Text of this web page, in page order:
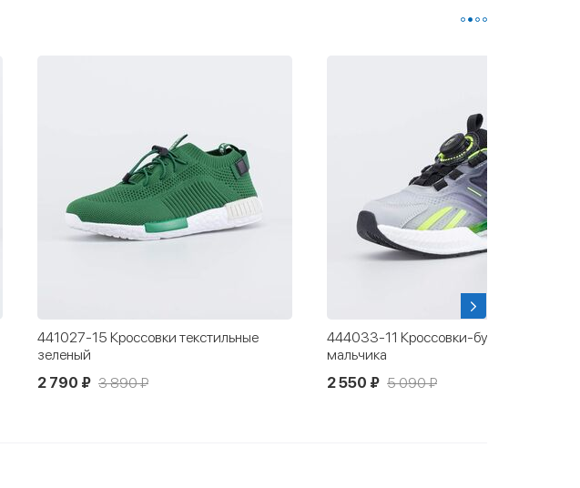
441027-15 Кроссовки текстильные
зеленый
2 790 ₽ 3 890 ₽
444033-11 Кроссовки-буст для
мальчика
2 550 ₽ 5 090 ₽